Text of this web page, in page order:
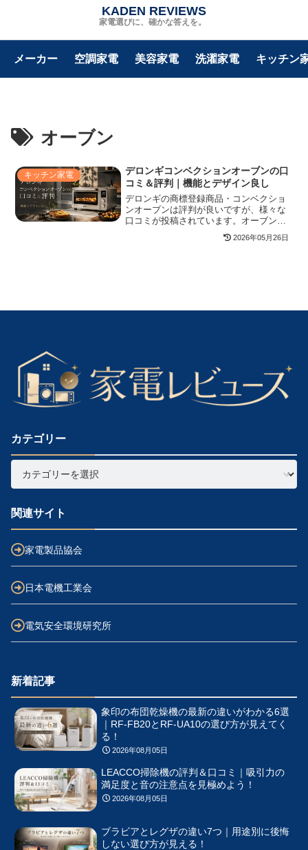
家電選びに、確かな答えを。
KADEN REVIEWS
メーカー 空調家電 美容家電 洗濯家電 キッチン
オーブン
キッチン家電
デロンギコンベクションオーブンの口
コミ＆評判｜機能とデザイン良し
デロンギの商標登録商品・コンベクショ
ンオーブンは評判が良いですが、様々な
口コミが投稿されています。オーブンは
大きな家電なので、ザイン性と機能が十
分に満たされていないと不便です。デロ
2026年05月26日
カテゴリー
関連サイト
家電製品協会
日本電機工業会
電気安全環境研究所
新着記事
象印の布団乾燥機の最新の違いがわかる6選
｜RF-FB20とRF-UA10の選び方が見えてく
る！
2026年08月05日
LEACCO掃除機の評判＆口コミ｜吸引力の
満足度と音の注意点を見極めよう！
2026年08月05日
ブラビアとレグザの違い7つ｜用途別に後悔
しない選び方が見える！